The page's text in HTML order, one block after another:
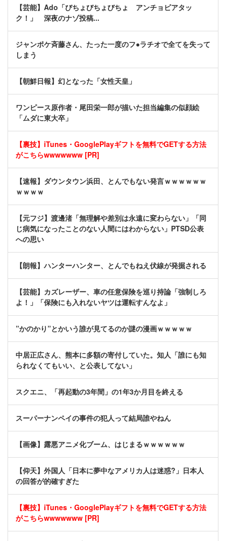
【芸能】Ado「びちょびちょびちょ アンチョビアタッ
ク！」 深夜のナゾ投稿...
ジャンポケ斉藤さん、たった一度のフ●ラチオで全てを失って
しまう
【朝鮮日報】幻となった「女性天皇」
ワンピース原作者・尾田栄一郎が描いた担当編集の似顔絵
「ムダに東大卒」
【裏技】iTunes・GooglePlayギフトを無料でGETする方法
がこちらwwwwwww [PR]
【速報】ダウンタウン浜田、とんでもない発言ｗｗｗｗｗｗ
ｗｗｗｗ
【元フジ】渡邊渚「無理解や差別は永遠に変わらない」「同
じ病気になったことのない人間にはわからない」PTSD公表
への思い
【朗報】ハンターハンター、とんでもねえ伏線が発掘される
【芸能】カズレーザー、車の任意保険を巡り持論「強制しろ
よ！」「保険にも入れないヤツは運転すんなよ」
”かのかり”とかいう誰が見てるのか謎の漫画ｗｗｗｗｗ
中居正広さん、熊本に多額の寄付していた。知人「誰にも知
られなくてもいい、と公表してない」
スクエニ、「再起動の3年間」の1年3か月目を終える
スーパーナンペイの事件の犯人って結局誰やねん
【画像】露悪アニメ化ブーム、はじまるｗｗｗｗｗｗ
【仰天】外国人「日本に夢中なアメリカ人は迷惑?」日本人
の回答が的確すぎた
【裏技】iTunes・GooglePlayギフトを無料でGETする方法
がこちらwwwwwww [PR]